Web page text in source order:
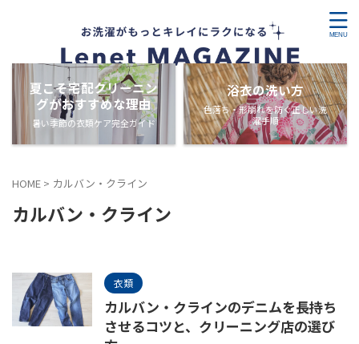
夏こそ宅配クリーニン
グがおすすめな理由
暑い季節の衣類ケア完全ガイド
浴衣の洗い方
色落ち・形崩れを防ぐ正しい洗
濯手順
HOME > カルバン・クライン
カルバン・クライン
衣類
カルバン・クラインのデニムを長持ち
させるコツと、クリーニング店の選び